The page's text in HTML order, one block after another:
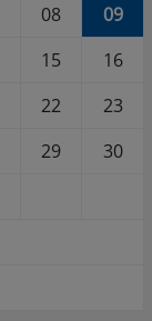
08
09
15
16
22
23
29
30